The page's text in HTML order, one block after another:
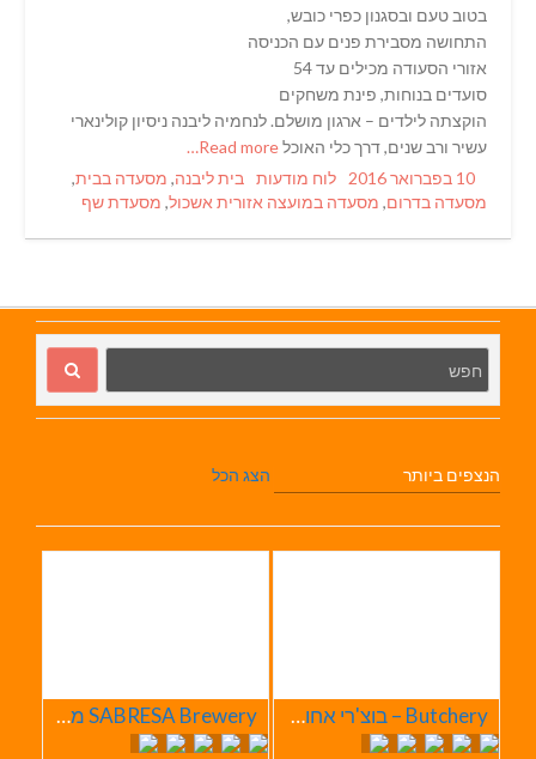
בטוב טעם ובסגנון כפרי כובש,
התחושה מסבירת פנים עם הכניסה
אזורי הסעודה מכילים עד 54
סועדים בנוחות, פינת משחקים
הוקצתה לילדים – ארגון מושלם. לנחמיה ליבנה ניסיון קולינארי
עשיר ורב שנים, דרך כלי האוכל
Posted
on
10 בפברואר 2016 Categories
לוח מודעות Tags
בית ליבנה, מסעדה בבית,
מסעדה בדרום, מסעדה במועצה אזורית אשכול, מסעדת שף
הנצפים ביותר הצג הכל
Butchery – בוצ'רי אחוזת הבשר SABRESA Brewery מבשלת שיכר | מבשלת בירה